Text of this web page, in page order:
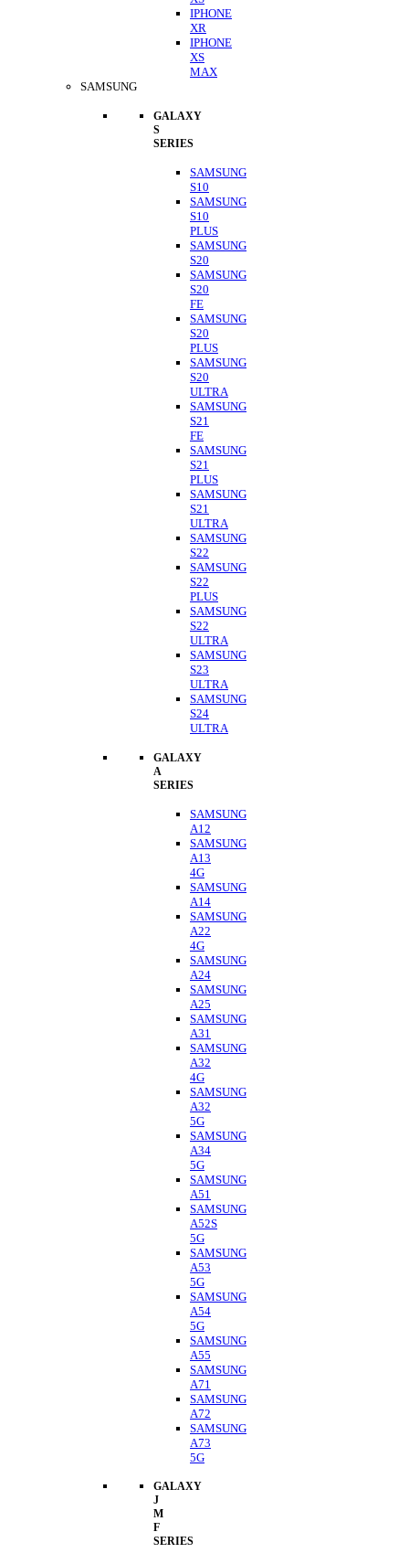
IPHONE
XR
IPHONE
XS
MAX
SAMSUNG
GALAXY
S
SERIES
SAMSUNG
S10
SAMSUNG
S10
PLUS
SAMSUNG
S20
SAMSUNG
S20
FE
SAMSUNG
S20
PLUS
SAMSUNG
S20
ULTRA
SAMSUNG
S21
FE
SAMSUNG
S21
PLUS
SAMSUNG
S21
ULTRA
SAMSUNG
S22
SAMSUNG
S22
PLUS
SAMSUNG
S22
ULTRA
SAMSUNG
S23
ULTRA
SAMSUNG
S24
ULTRA
GALAXY
A
SERIES
SAMSUNG
A12
SAMSUNG
A13
4G
SAMSUNG
A14
SAMSUNG
A22
4G
SAMSUNG
A24
SAMSUNG
A25
SAMSUNG
A31
SAMSUNG
A32
4G
SAMSUNG
A32
5G
SAMSUNG
A34
5G
SAMSUNG
A51
SAMSUNG
A52S
5G
SAMSUNG
A53
5G
SAMSUNG
A54
5G
SAMSUNG
A55
SAMSUNG
A71
SAMSUNG
A72
SAMSUNG
A73
5G
GALAXY
J
M
F
SERIES